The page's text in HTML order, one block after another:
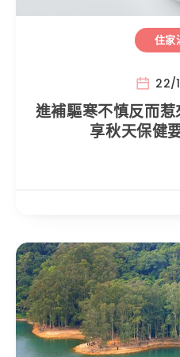
住家
22/
進補驅寒不慎反而
享秋天保健